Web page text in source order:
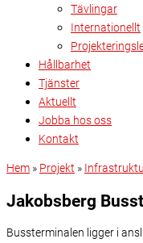
Tävlingar
Internationellt
Hållbarhet
Tjänster
Aktuellt
Jobba hos oss
Kontakt
Hem » Projekt »
Jakobsberg
Bussterminalen ligger i